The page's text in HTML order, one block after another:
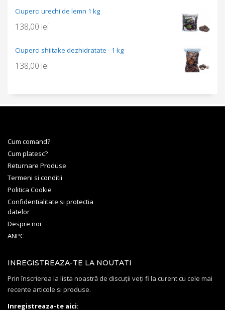
Ciuperci urechi de lemn 1 kg
138,00 lei
Ciuperci shiitake dezhidratate - 1 kg
138,00 lei
Cum comand?
Cum platesc?
Returnare Produse
Termeni si conditii
Politica Cookie
Confidentialitate si protectia
datelor
Despre noi
ANPC
INREGISTREAZA-TE LA NOUTATI
Prin înscrierea la lista noastră de discuții veți fi la curent cu cele mai
recente articole si produse.
Inregistreaza-te aici: